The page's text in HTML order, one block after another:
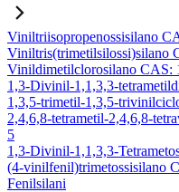
Viniltriisopropenossisilano
Viniltris(trimetilsilossi)silano
Vinildimetilclorosilano CAS:
1,3-Divinil-1,1,3,3-
1,3,5-trimetil-1,3,5-
2,4,6,8-tetrametil-2,4,6,8-
5
1,3-Divinil-1,1,3,3-
(4-vinilfenil)trimetossisilano
Fenilsilani